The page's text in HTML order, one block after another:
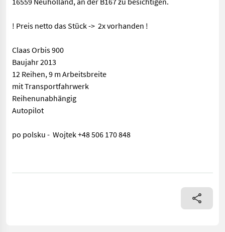
! Preis netto das Stück -> 2x vorhanden !
Claas Orbis 900
Baujahr 2013
12 Reihen, 9 m Arbeitsbreite
mit Transportfahrwerk
Reihenunabhängig
Autopilot
po polsku - Wojtek +48 506 170 848
WICHTIG, auch wenn Sie mit uns per WhatsApp oder